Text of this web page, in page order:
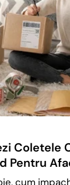
Coletele
Pentru
cum